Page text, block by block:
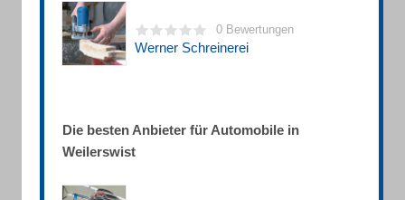
0 Bewertungen
Werner Schreinerei
Die besten Anbieter für Automobile in
Weilerswist